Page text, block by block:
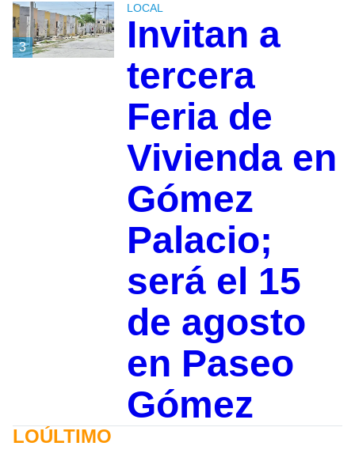
3
LOCAL
Invitan a
tercera
Feria de
Vivienda en
Gómez
Palacio;
será el 15
de agosto
en Paseo
Gómez
LOÚLTIMO